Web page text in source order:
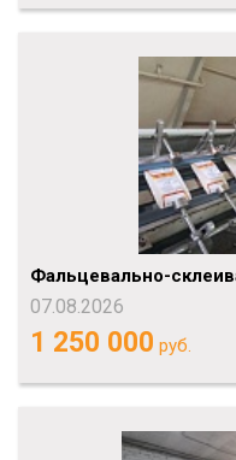
Фальцевально-
07.08.2026
1 250 000 руб.